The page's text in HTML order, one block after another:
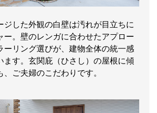
ジした外観の白壁は汚れが目立ちに
ー。壁のレンガに合わせたアプロー
ーリング選びが、建物全体の統一感
ます。玄関庇（ひさし）の屋根に傾
ご夫婦のこだわりです。